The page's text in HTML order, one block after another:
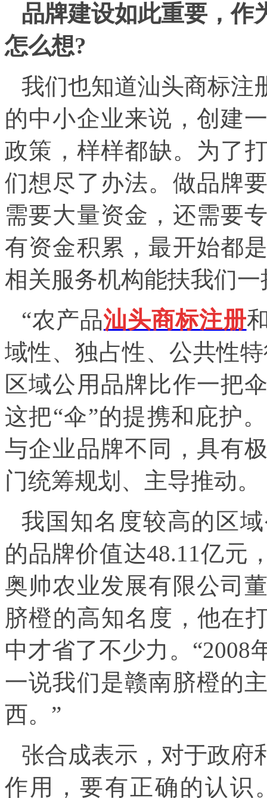
品牌建设如此重要，作
怎么想?
我们也知道汕头商标注
的中小企业来说，创建
政策，样样都缺。为了
们想尽了办法。做品牌
需要大量资金，还需要
有资金积累，最开始都
相关服务机构能扶我们一
“农产品汕头商标注册
域性、独占性、公共性
区域公用品牌比作一把
这把“伞”的提携和庇护
与企业品牌不同，具有
门统筹规划、主导推动。
我国知名度较高的区
的品牌价值达48.11亿元
奥帅农业发展有限公司
脐橙的高知名度，他在
中才省了不少力。“2008
一说我们是赣南脐橙的
西。”
张合成表示，对于政府
作用，要有正确的认识